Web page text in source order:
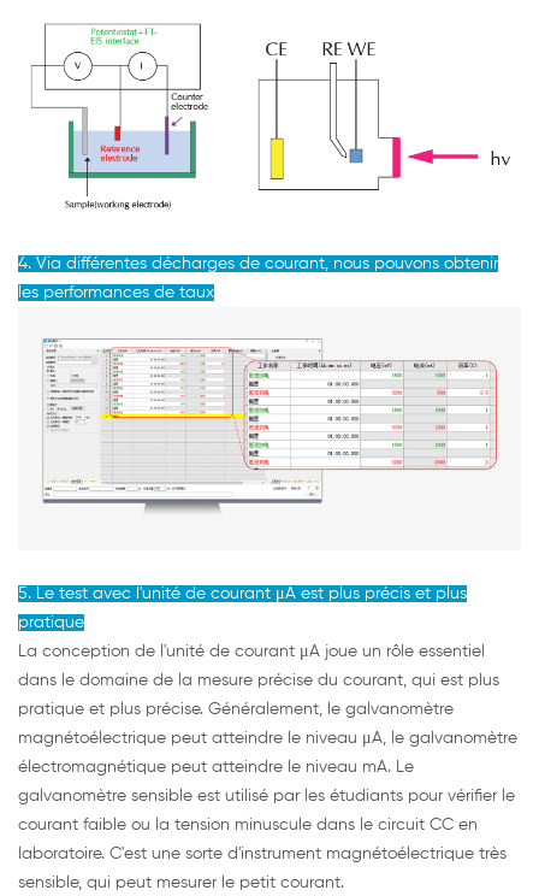
4. Via différentes décharges de courant, nous pouvons obtenir
les performances de taux
5. Le test avec l'unité de courant μA est plus précis et plus
pratique
La conception de l'unité de courant μA joue un rôle essentiel
dans le domaine de la mesure précise du courant, qui est plus
pratique et plus précise. Généralement, le galvanomètre
magnétoélectrique peut atteindre le niveau μA, le galvanomètre
électromagnétique peut atteindre le niveau mA. Le
galvanomètre sensible est utilisé par les étudiants pour vérifier le
courant faible ou la tension minuscule dans le circuit CC en
laboratoire. C'est une sorte d'instrument magnétoélectrique très
sensible, qui peut mesurer le petit courant.